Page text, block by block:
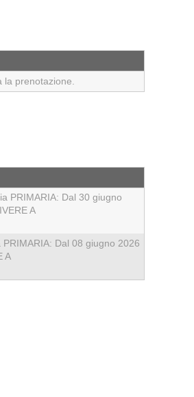
prenotazione.
PRIMARIA: Dal 30 giugno
A
Dal 08 giugno 2026
A